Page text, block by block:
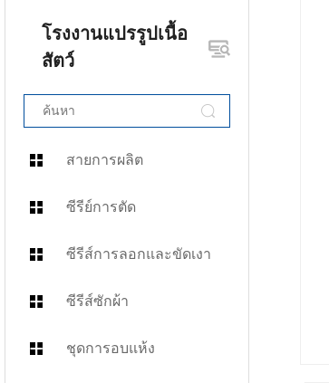
โรงงานแปรรูปเนื้อ
สัตว์
สายการผลิต
ซีรีย์การตัด
ซีรีส์การลอกและขัดเงา
ซีรีส์ซักผ้า
ชุดการอบแห้ง